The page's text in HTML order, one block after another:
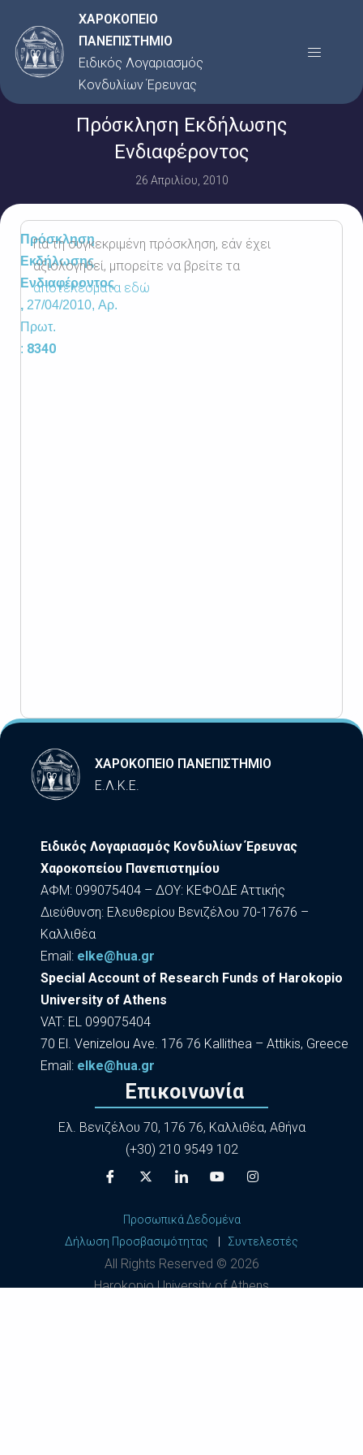
στο
περιεχόμενο
ΧΑΡΟΚΟΠΕΙΟ
ΠΑΝΕΠΙΣΤΗΜΙΟ
Ειδικός Λογαριασμός
Κονδυλίων Έρευνας
Menu
Πρόσκληση Εκδήλωσης
Ενδιαφέροντος
26 Απριλίου, 2010
Πρόσκληση
Εκδήλωσης
Ενδιαφέροντος
, 27/04/2010, Αρ.
Πρωτ.
: 8340
Για τη συγκεκριμένη πρόσκληση, εάν έχει
αξιολογηθεί, μπορείτε να βρείτε τα
αποτελέσματα εδώ
ΧΑΡΟΚΟΠΕΙΟ ΠΑΝΕΠΙΣΤΗΜΙΟ
Ε.Λ.Κ.Ε.
Ειδικός Λογαριασμός Κονδυλίων Έρευνας
Χαροκοπείου Πανεπιστημίου
ΑΦΜ: 099075404 – ΔΟΥ: ΚΕΦΟΔΕ Αττικής
Διεύθυνση: Ελευθερίου Βενιζέλου 70-17676 –
Καλλιθέα
Εmail: elke@hua.gr
Special Account of Research Funds of Harokopio
University of Athens
VAT: EL 099075404
70 El. Venizelou Ave. 176 76 Kallithea – Attikis, Greece
Εmail: elke@hua.gr
Επικοινωνία
Ελ. Βενιζέλου 70, 176 76, Καλλιθέα, Αθήνα
(+30) 210 9549 102
Προσωπικά Δεδομένα
Δήλωση Προσβασιμότητας
Συντελεστές
All Rights Reserved © 2026
Harokopio University of Athens